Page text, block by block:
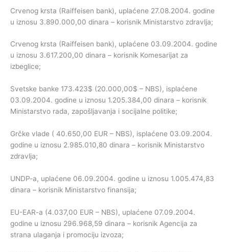
Crvenog krsta (Raiffeisen bank), uplaćene 27.08.2004. godine
u iznosu 3.890.000,00 dinara – korisnik Ministarstvo zdravlja;
Crvenog krsta (Raiffeisen bank), uplaćene 03.09.2004. godine
u iznosu 3.617.200,00 dinara – korisnik Komesarijat za
izbeglice;
Svetske banke 173.423$ (20.000,00$ – NBS), isplaćene
03.09.2004. godine u iznosu 1.205.384,00 dinara – korisnik
Ministarstvo rada, zapošljavanja i socijalne politike;
Grčke vlade ( 40.650,00 EUR – NBS), isplaćene 03.09.2004.
godine u iznosu 2.985.010,80 dinara – korisnik Ministarstvo
zdravlja;
UNDP-a, uplaćene 06.09.2004. godine u iznosu 1.005.474,83
dinara – korisnik Ministarstvo finansija;
EU-EAR-a (4.037,00 EUR – NBS), uplaćene 07.09.2004.
godine u iznosu 296.968,59 dinara – korisnik Agencija za
strana ulaganja i promociju izvoza;